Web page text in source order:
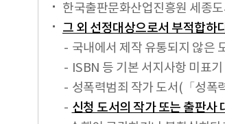
한국출판문화산업진흥원 세종
그 외 선정대상으로서 부적합하
국내에서 제작 유통되지 않은
ISBN 등 기본 서지사항 미표기
성폭력범죄 작가 도서(「성폭
신청 도서의 작가 또는 출판사